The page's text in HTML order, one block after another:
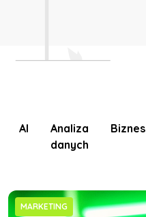
AI
Analiza
danych
Biznes
MARKETING